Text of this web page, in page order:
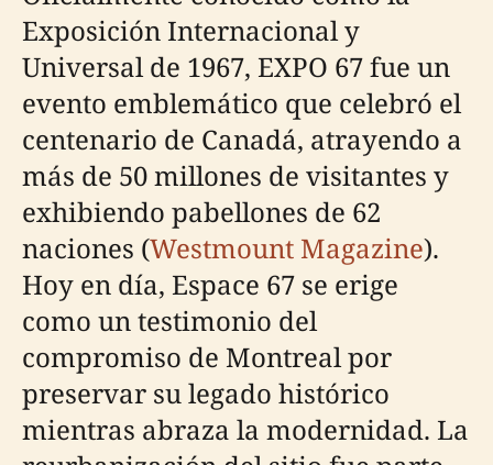
Exposición Internacional y
Universal de 1967, EXPO 67 fue un
evento emblemático que celebró el
centenario de Canadá, atrayendo a
más de 50 millones de visitantes y
exhibiendo pabellones de 62
naciones (Westmount Magazine).
Hoy en día, Espace 67 se erige
como un testimonio del
compromiso de Montreal por
preservar su legado histórico
mientras abraza la modernidad. La